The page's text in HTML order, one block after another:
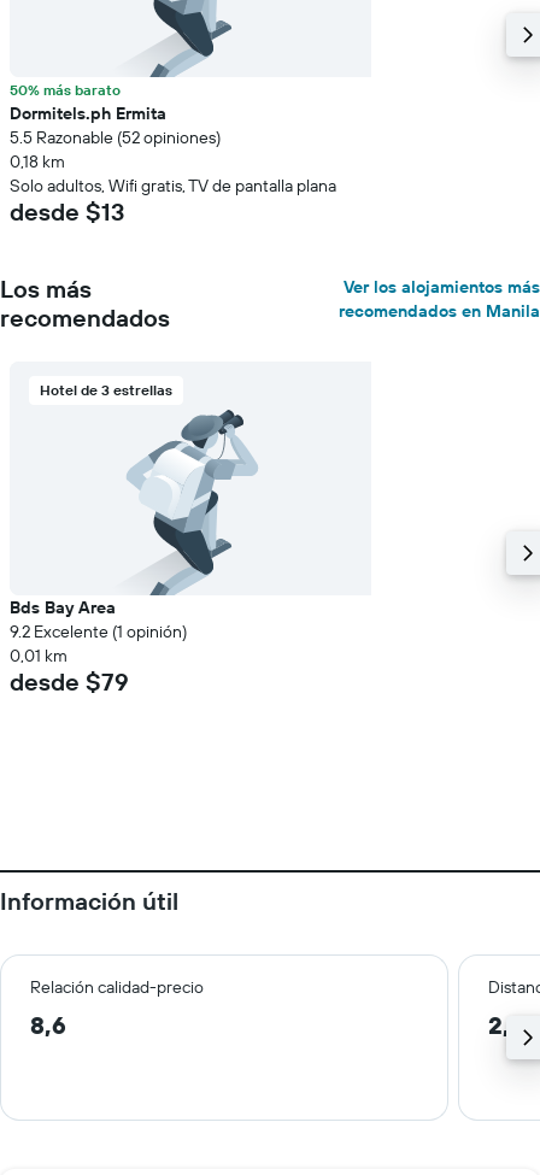
50% más barato
Dormitels.ph Ermita
5.5 Razonable (52 opiniones)
0,18 km
Solo adultos, Wifi gratis, TV de pantalla plana
desde $13
Los más
recomendados
Ver los alojamientos más
recomendados en Manila
Hotel de 3 estrellas
Bds Bay Area
9.2 Excelente (1 opinión)
0,01 km
desde $79
Información útil
Relación calidad-precio
8,6 2,2